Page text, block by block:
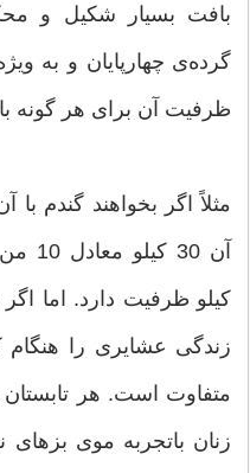
بافت بسیار شكیل و
گرده‌ی چهارپایان و به
ظرفیت آن برای هر گونه
مثلاً اگر بخواهند گندم با
كیلو ظرفیت دارد. اما
زندگی عشایری را
متفاوت است. هر
زنان باتجربه موی